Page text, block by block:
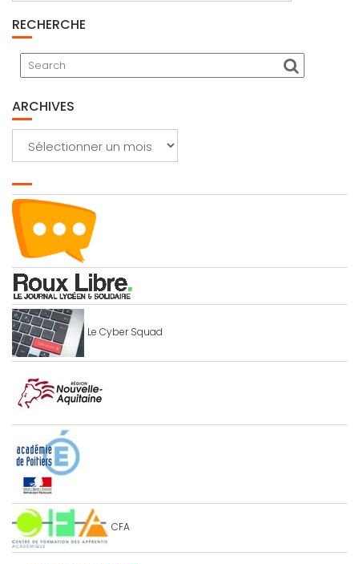
RECHERCHE
ARCHIVES
Le Cyber Squad
CFA